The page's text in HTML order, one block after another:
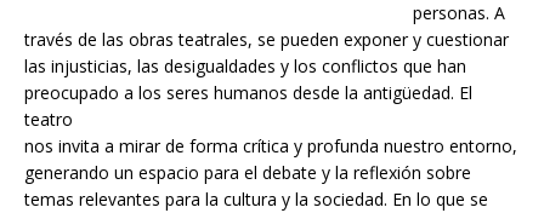
personas. A
través de las obras teatrales, se pueden exponer y cuestionar
las injusticias, las desigualdades y los conflictos que han
preocupado a los seres humanos desde la antigüedad. El
teatro
nos invita a mirar de forma crítica y profunda nuestro entorno,
generando un espacio para el debate y la reflexión sobre
temas relevantes para la cultura y la sociedad. En lo que se